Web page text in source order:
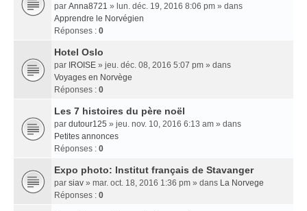
par Anna8721 » lun. déc. 19, 2016 8:06 pm » dans
Apprendre le Norvégien
Réponses : 0
Hotel Oslo
par IROISE » jeu. déc. 08, 2016 5:07 pm » dans
Voyages en Norvège
Réponses : 0
Les 7 histoires du père noël
par dutour125 » jeu. nov. 10, 2016 6:13 am » dans
Petites annonces
Réponses : 0
Expo photo: Institut français de Stavanger
par siav » mar. oct. 18, 2016 1:36 pm » dans La Norvege
Réponses : 0